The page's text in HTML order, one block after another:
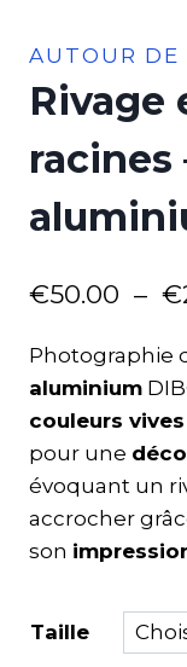
AUTOUR DE
Rivage
racines
€50.00 – €
Photographie
aluminium
couleurs vives
pour une
évoquant un
accrocher
son
Taille